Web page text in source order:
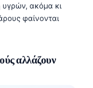
ακόμα κι
φαίνονται
αλλάζουν